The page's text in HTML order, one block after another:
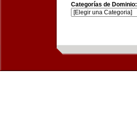
Categorías de Dominio: